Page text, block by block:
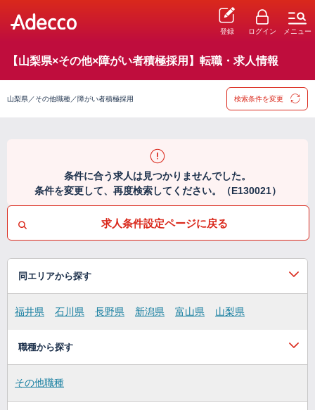
登録 ログイン メニュー
【山梨県×その他×障がい者積極採用】転職・求人情報
山梨県／その他職種／障がい者積極採用 検索条件を変更
条件に合う求人は見つかりませんでした。
条件を変更して、再度検索してください。（E130021）
求人条件設定ページに戻る
同エリアから探す
福井県 石川県 長野県 新潟県 富山県 山梨県
職種から探す
その他職種